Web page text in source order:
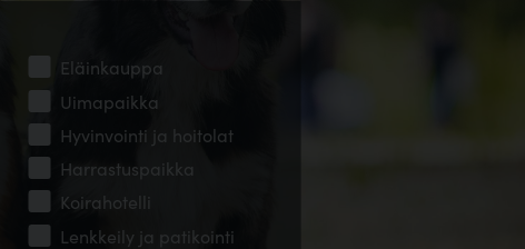
Eläinkauppa
Uimapaikka
Hyvinvointi ja hoitolat
Harrastuspaikka
Koirahotelli
Lenkkeily ja patikointi